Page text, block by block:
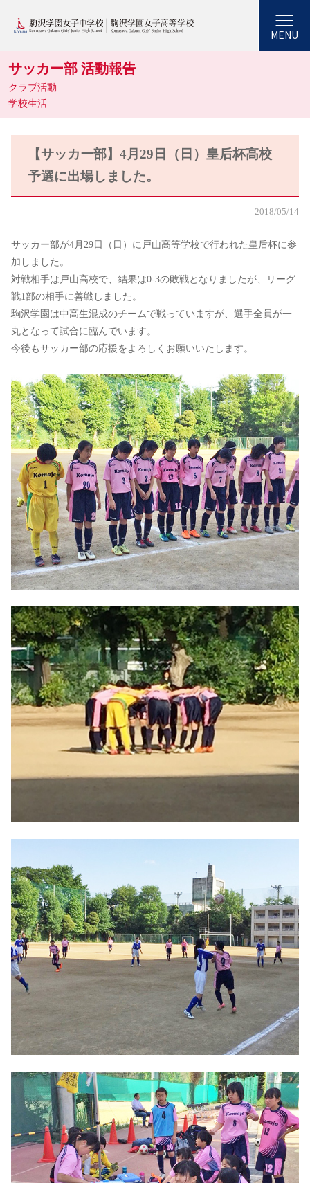
MENU
サッカー部 活動報告
クラブ活動
学校生活
【サッカー部】4月29日（日）皇后杯高校
予選に出場しました。
2018/05/14
サッカー部が4月29日（日）に戸山高等学校で行われた皇后杯に参
加しました。
対戦相手は戸山高校で、結果は0-3の敗戦となりましたが、リーグ
戦1部の相手に善戦しました。
駒沢学園は中高生混成のチームで戦っていますが、選手全員が一
丸となって試合に臨んでいます。
今後もサッカー部の応援をよろしくお願いいたします。